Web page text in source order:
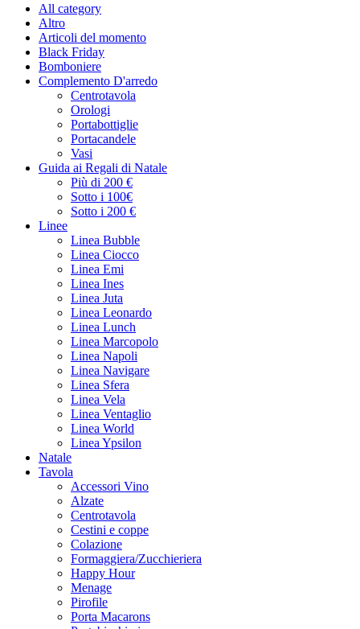
All category
Altro
Articoli del momento
Black Friday
Bomboniere
Complemento D'arredo
Centrotavola
Orologi
Portabottiglie
Portacandele
Vasi
Guida ai Regali di Natale
Più di 200 €
Sotto i 100€
Sotto i 200 €
Linee
Linea Bubble
Linea Ciocco
Linea Emi
Linea Ines
Linea Juta
Linea Leonardo
Linea Lunch
Linea Marcopolo
Linea Napoli
Linea Navigare
Linea Sfera
Linea Vela
Linea Ventaglio
Linea World
Linea Ypsilon
Natale
Tavola
Accessori Vino
Alzate
Centrotavola
Cestini e coppe
Colazione
Formaggiera/Zucchieriera
Happy Hour
Menage
Pirofile
Porta Macarons